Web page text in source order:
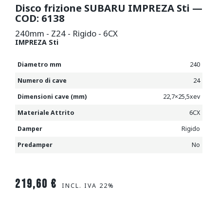
Disco frizione SUBARU IMPREZA Sti —
COD: 6138
240mm - Z24 - Rigido - 6CX
IMPREZA Sti
Diametro mm
240
Numero di cave
24
Dimensioni cave (mm)
22,7×25,5xev
Materiale Attrito
6CX
Damper
Rigido
Predamper
No
219,60 € INCL. IVA 22%